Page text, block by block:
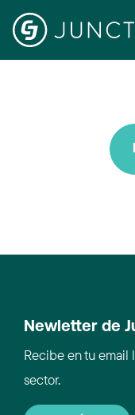
Cross-
Newletter de
Recibe en tu email
sector.